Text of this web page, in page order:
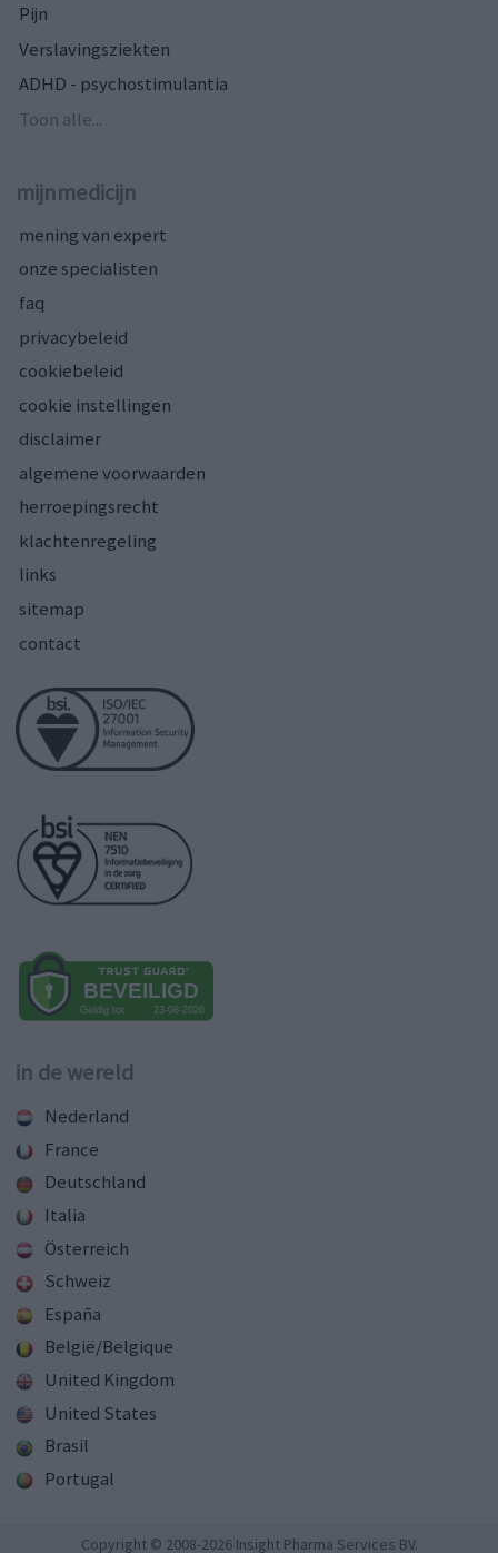
Pijn
Verslavingsziekten
ADHD - psychostimulantia
Toon alle...
mijnmedicijn
mening van expert
onze specialisten
faq
privacybeleid
cookiebeleid
cookie instellingen
disclaimer
algemene voorwaarden
herroepingsrecht
klachtenregeling
links
sitemap
contact
in de wereld
Nederland
France
Deutschland
Italia
Österreich
Schweiz
España
België/Belgique
United Kingdom
United States
Brasil
Portugal
Copyright © 2008-2026 Insight Pharma Services BV.